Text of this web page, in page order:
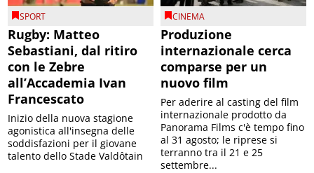
SPORT
Rugby: Matteo
Sebastiani, dal ritiro
con le Zebre
all’Accademia Ivan
Francescato
Inizio della nuova stagione
agonistica all'insegna delle
soddisfazioni per il giovane
talento dello Stade Valdôtain
CINEMA
Produzione
internazionale cerca
comparse per un
nuovo film
Per aderire al casting del film
internazionale prodotto da
Panorama Films c'è tempo fino
al 31 agosto; le riprese si
terranno tra il 21 e 25
settembre...